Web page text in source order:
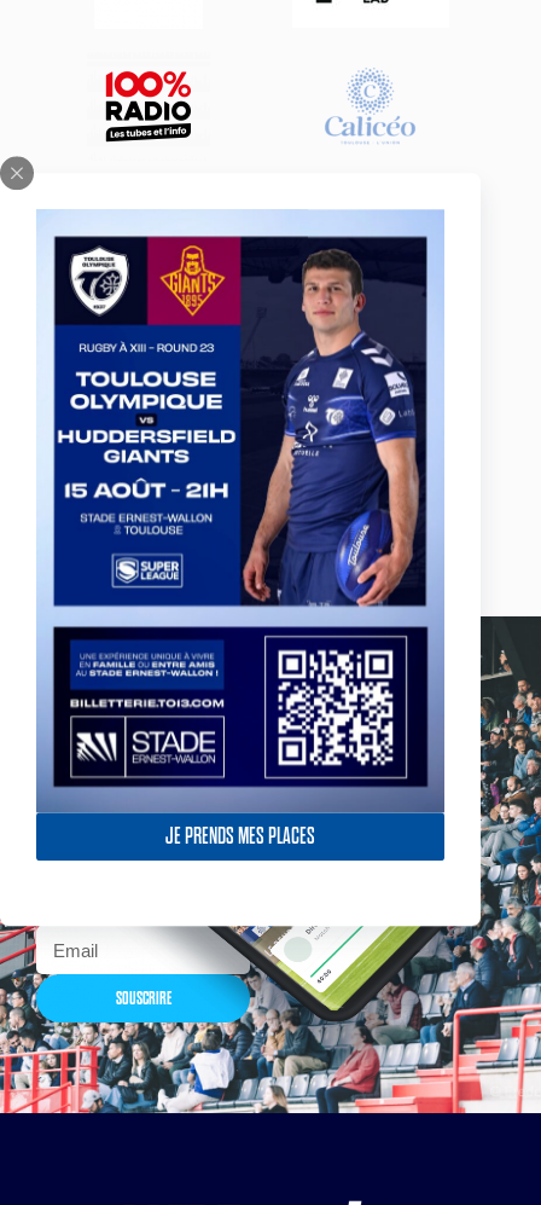
JE PRENDS MES PLACES
Actualités, nouveautés,
billetterie, remises
exceptionnelles dans la
SOUSCRIRE